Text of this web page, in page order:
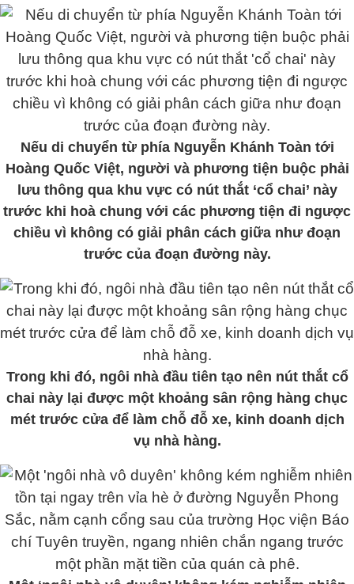
Nếu di chuyển từ phía Nguyễn Khánh Toàn tới
Hoàng Quốc Việt, người và phương tiện buộc phải
lưu thông qua khu vực có nút thắt ‘cổ chai’ này
trước khi hoà chung với các phương tiện đi ngược
chiều vì không có giải phân cách giữa như đoạn
trước của đoạn đường này.
Trong khi đó, ngôi nhà đầu tiên tạo nên nút thắt cổ
chai này lại được một khoảng sân rộng hàng chục
mét trước cửa để làm chỗ đỗ xe, kinh doanh dịch
vụ nhà hàng.